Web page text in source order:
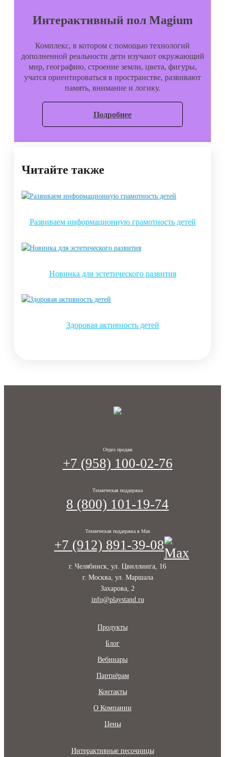
Интерактивный пол Magium
Комплекс, в котором с помощью технологий
дополненной реальности дети изучают окружающий
мир, географию, строение земли, цвета, фигуры,
учатся ориентироваться в пространстве, развивают
память, внимание и логику.
Подробнее
Читайте также
Развиваем информационную грамотность детей
Новинка для эстетического развития
Здоровая активность детей
Отдел продаж
+7 (958) 100-02-76
Техническая поддержка
8 (800) 101-19-74
Техническая поддержка в Max
+7 (912) 891-39-08
г. Челябинск, ул. Цвиллинга, 16
г. Москва, ул. Маршала
Захарова, 2
info@playstand.ru
Продукты
Блог
Вебинары
Партнёрам
Контакты
О Компании
Цены
Интерактивные песочницы